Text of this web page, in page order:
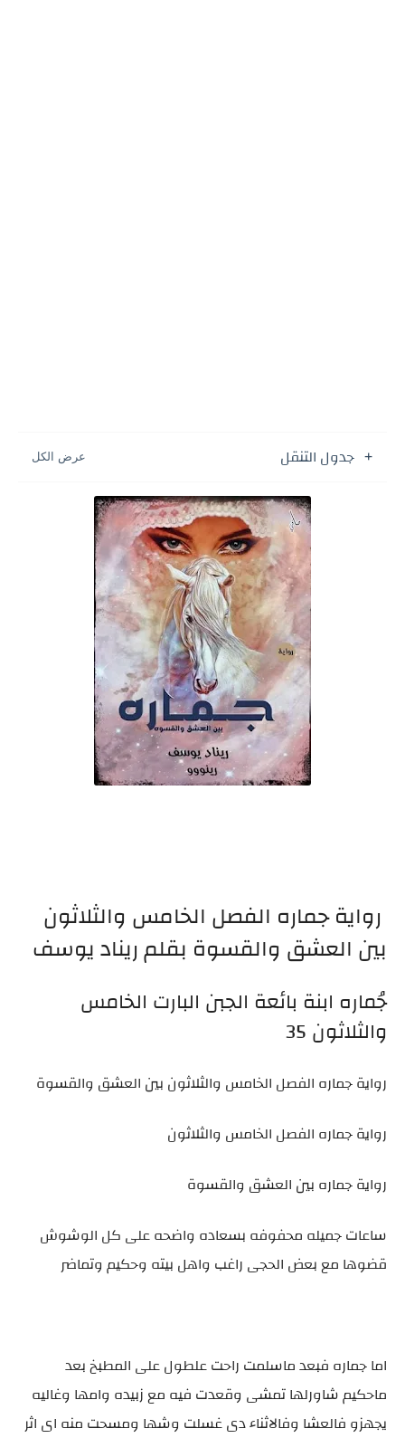
جدول التنقل
رواية جماره الفصل الخامس والثلاثون
بين العشق والقسوة بقلم ريناد يوسف
جُماره ابنة بائعة الجبن البارت الخامس
والثلاثون 35
رواية جماره الفصل الخامس والثلاثون بين العشق والقسوة
رواية جماره الفصل الخامس والثلاثون
رواية جماره بين العشق والقسوة
ساعات جميله محفوفه بسعاده واضحه على كل الوشوش
قضوها مع بعض الحجى راغب واهل بيته وحكيم وتماضر
اما جماره فبعد ماسلمت راحت علطول على المطبخ بعد
ماحكيم شاورلها تمشى وقعدت فيه مع زبيده وامها وغاليه
يجهزو فالعشا وفالاثناء دى غسلت وشها ومسحت منه اى اثر